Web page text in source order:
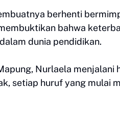
berhenti
bahwa
dunia pendidikan.
Nurlaela
setiap huruf yang mulai